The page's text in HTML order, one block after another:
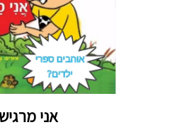
אני מרגיש